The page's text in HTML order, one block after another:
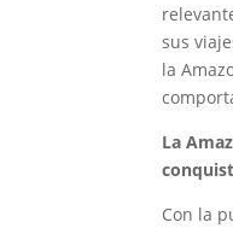
sus
la
La
Con la